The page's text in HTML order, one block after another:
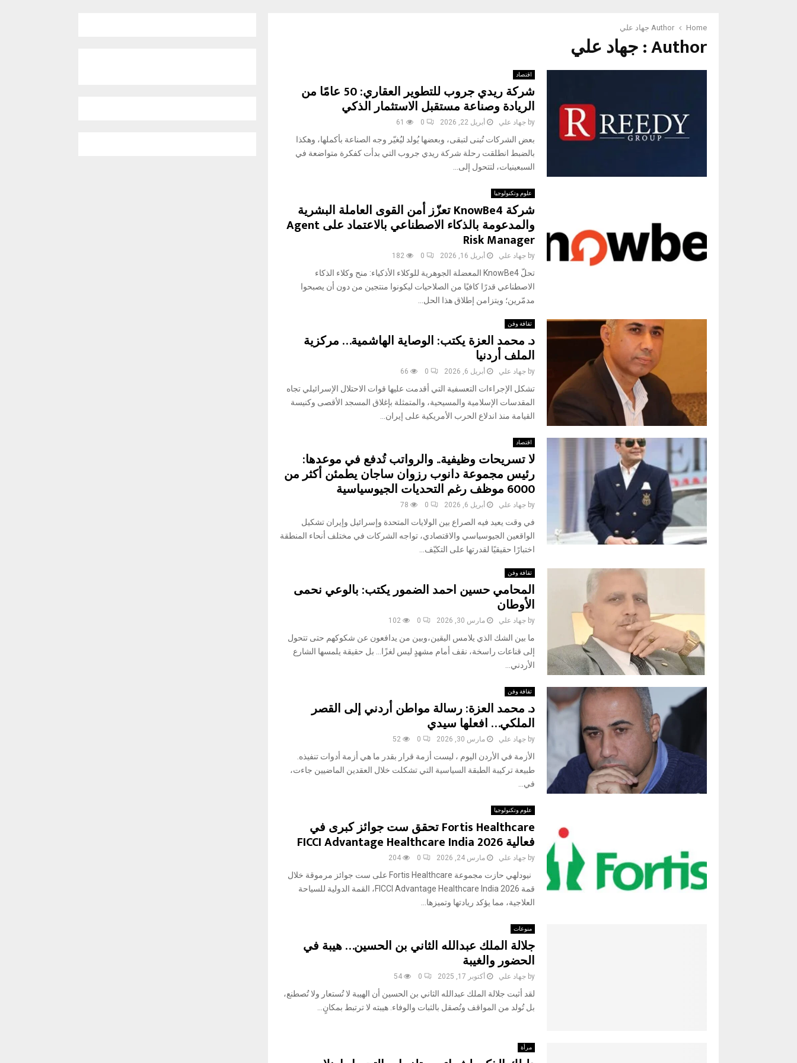
Home
Author جهاد علي
Author : جهاد علي
اقتصاد
شركة ريدي جروب للتطوير العقاري: 50 عامًا من
الريادة وصناعة مستقبل الاستثمار الذكي
by جهاد علي أبريل 22, 2026 0
61
بعض الشركات تُبنى لتبقى، وبعضها يُولد ليُغيّر وجه الصناعة بأكملها، وهكذا
بالضبط انطلقت رحلة شركة ريدي جروب التي بدأت كفكرة متواضعة في
السبعينيات، لتتحول إلى...
علوم وتكنولوجيا
شركة KnowBe4 تعزّز أمن القوى العاملة البشرية
والمدعومة بالذكاء الاصطناعي بالاعتماد على Agent
Risk Manager
by جهاد علي أبريل 16, 2026 0
182
تحلّ KnowBe4 المعضلة الجوهرية للوكلاء الأذكياء: منح وكلاء الذكاء
الاصطناعي قدرًا كافيًا من الصلاحيات ليكونوا منتجين من دون أن يصبحوا
مدمّرين؛ ويتزامن إطلاق هذا الحل...
ثقافة وفن
د. محمد العزة يكتب: الوصاية الهاشمية… مركزية
الملف أردنيا
by جهاد علي أبريل 6, 2026 0
66
تشكل الإجراءات التعسفية التي أقدمت عليها قوات الاحتلال الإسرائيلي تجاه
المقدسات الإسلامية والمسيحية، والمتمثلة بإغلاق المسجد الأقصى وكنيسة
القيامة منذ اندلاع الحرب الأمريكية على إيران...
اقتصاد
لا تسريحات وظيفية.. والرواتب تُدفع في موعدها:
رئيس مجموعة دانوب رزوان ساجان يطمئن أكثر من
6000 موظف رغم التحديات الجيوسياسية
by جهاد علي أبريل 6, 2026 0
78
في وقت يعيد فيه الصراع بين الولايات المتحدة وإسرائيل وإيران تشكيل
الواقعين الجيوسياسي والاقتصادي، تواجه الشركات في مختلف أنحاء المنطقة
اختبارًا حقيقيًا لقدرتها على التكيّف...
ثقافة وفن
المحامي حسين احمد الضمور يكتب: بالوعي نحمى
الأوطان
by جهاد علي مارس 30, 2026 0
102
ما بين الشك الذي يلامس اليقين،وبين من يدافعون عن شكوكهم حتى تتحول
إلى قناعات راسخة، نقف أمام مشهدٍ ليس لغزًا… بل حقيقة يلمسها الشارع
الأردني...
ثقافة وفن
د. محمد العزة: رسالة مواطن أردني إلى القصر
الملكي… افعلها سيدي
by جهاد علي مارس 30, 2026 0
52
الأزمة في الأردن اليوم ، ليست أزمة قرار بقدر ما هي أزمة أدوات تنفيذه.
طبيعة تركيبة الطبقة السياسية التي تشكلت خلال العقدين الماضيين جاءت،
في...
علوم وتكنولوجيا
Fortis Healthcare تحقق ست جوائز كبرى في
فعالية FICCI Advantage Healthcare India 2026
by جهاد علي مارس 24, 2026 0
204
نيودلهي حازت مجموعة Fortis Healthcare على ست جوائز مرموقة خلال
قمة FICCI Advantage Healthcare India 2026، القمة الدولية للسياحة
العلاجية، مما يؤكد ريادتها وتميزها...
منوعات
جلالة الملك عبدالله الثاني بن الحسين… هيبة في
الحضور والغيبة
by جهاد علي أكتوبر 17, 2025 0
54
لقد أثبت جلالة الملك عبدالله الثاني بن الحسين أن الهيبة لا تُستعار ولا تُصطنع،
بل تُولد من المواقف وتُصقل بالثبات والوفاء. هيبته لا ترتبط بمكانٍ...
مرأة